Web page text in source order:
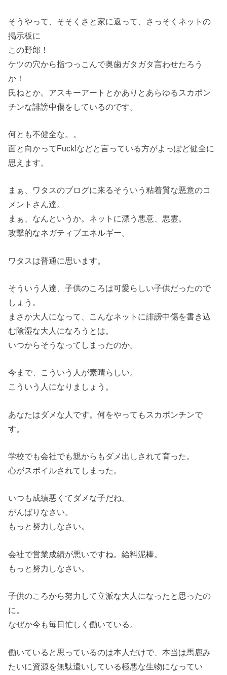
そうやって、そそくさと家に返って、さっそくネットの
掲示板に
この野郎！
ケツの穴から指つっこんで奥歯ガタガタ言わせたろう
か！
氏ねとか。アスキーアートとかありとあらゆるスカポン
チンな誹謗中傷をしているのです。
何とも不健全な。。
面と向かってFuck!などと言っている方がよっぽど健全に
思えます。
まぁ、ワタスのブログに来るそういう粘着質な悪意のコ
メントさん達。
まぁ、なんというか。ネットに漂う悪意、悪霊。
攻撃的なネガティブエネルギー。
ワタスは普通に思います。
そういう人達、子供のころは可愛らしい子供だったので
しょう。
まさか大人になって、こんなネットに誹謗中傷を書き込
む陰湿な大人になろうとは。
いつからそうなってしまったのか。
今まで、こういう人が素晴らしい。
こういう人になりましょう。
あなたはダメな人です。何をやってもスカポンチンで
す。
学校でも会社でも親からもダメ出しされて育った。
心がスポイルされてしまった。
いつも成績悪くてダメな子だね。
がんばりなさい。
もっと努力しなさい。
会社で営業成績が悪いですね。給料泥棒。
もっと努力しなさい。
子供のころから努力して立派な大人になったと思ったの
に。
なぜか今も毎日忙しく働いている。
働いていると思っているのは本人だけで、本当は馬鹿み
たいに資源を無駄遣いしている極悪な生物になってい